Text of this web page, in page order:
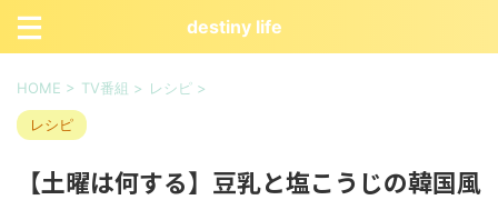
destiny life
HOME > TV番組 > レシピ >
レシピ
【土曜は何する】豆乳と塩こうじの韓国風